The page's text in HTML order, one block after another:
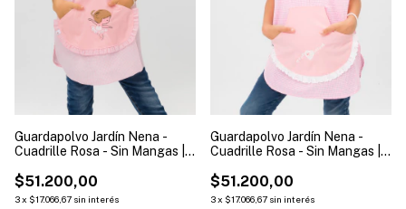
Guardapolvo Jardín Nena -
Cuadrille Rosa - Sin Mangas |
$51.200,00
3x $17.066,67 sin interés
Guardapolvo Jardín Nena -
Cuadrille Rosa - Sin Mangas |
$51.200,00
3x $17.066,67 sin interés